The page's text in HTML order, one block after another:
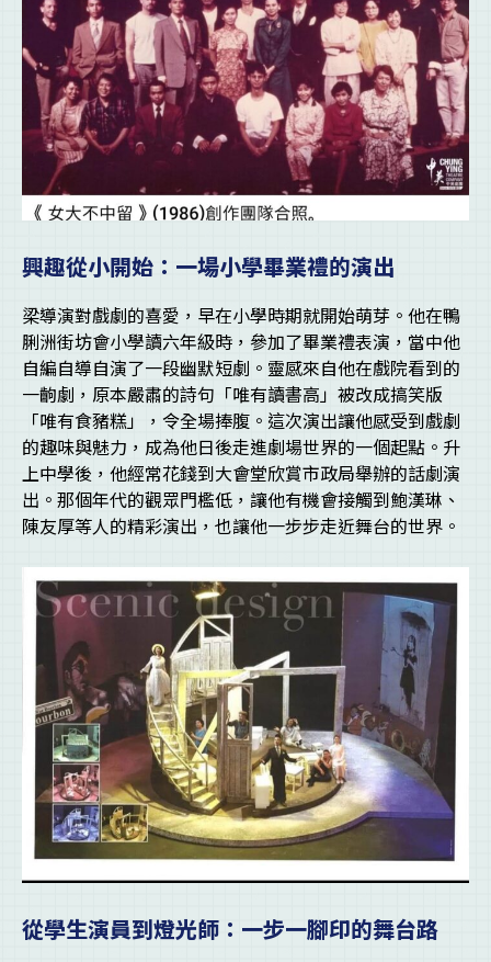
興趣從小開始：一場小學畢業禮的演出
梁導演對戲劇的喜愛，早在小學時期就開始萌芽。他在鴨
脷洲街坊會小學讀六年級時，參加了畢業禮表演，當中他
自編自導自演了一段幽默短劇。靈感來自他在戲院看到的
一齣劇，原本嚴肅的詩句「唯有讀書高」被改成搞笑版
「唯有食豬糕」，令全場捧腹。這次演出讓他感受到戲劇
的趣味與魅力，成為他日後走進劇場世界的一個起點。升
上中學後，他經常花錢到大會堂欣賞市政局舉辦的話劇演
出。那個年代的觀眾門檻低，讓他有機會接觸到鮑漢琳、
陳友厚等人的精彩演出，也讓他一步步走近舞台的世界。
從學生演員到燈光師：一步一腳印的舞台路